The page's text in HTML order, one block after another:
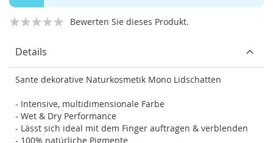
Bewerten Sie dieses Produkt.
Details
Sante dekorative Naturkosmetik Mono Lidschatten
- Intensive, multidimensionale Farbe
- Wet & Dry Performance
- Lässt sich ideal mit dem Finger auftragen & verblenden
- 100% natürliche Pigmente